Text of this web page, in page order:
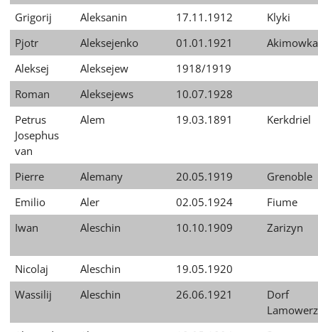
Grigorij
Aleksanin 17.11.1912
Klyki
Pjotr
Aleksejenko 01.01.1921
Akimowka
Aleksej
Aleksejew
1918/1919
Roman
Aleksejews
10.07.1928
Petrus
Josephus
van
Alem 19.03.1891 Kerkdriel
Pierre Alemany 20.05.1919
Grenoble
Emilio
Aler 02.05.1924
Fiume
Iwan
Aleschin 10.10.1909 Zarizyn
Nicolaj Aleschin
19.05.1920
Wassilij
Aleschin 26.06.1921
Dorf
Lamowerz